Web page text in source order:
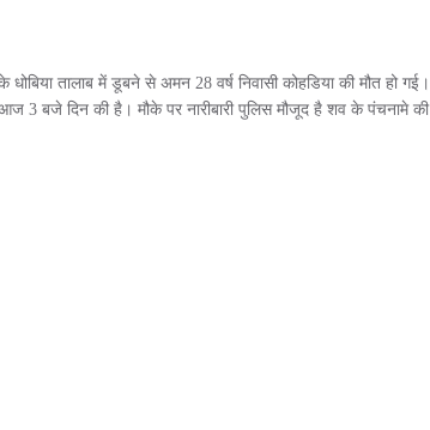
धोबिया तालाब में डूबने से अमन 28 वर्ष निवासी कोहडिया की मौत हो गई।
3 बजे दिन की है। मौके पर नारीबारी पुलिस मौजूद है शव के पंचनामे की